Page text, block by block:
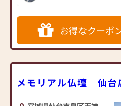
んあります。お気軽にご来店
【アクセス】
ン」の斜め向かい
・JR東北本線「大河原駅」
より車で3分
最適なお仏壇のご提案はも
境に合わせてベストなご提
案を行えるよう努めており
ます。ご購入後も末永くご利
フォローも行っております。
例えば、お仏壇の電球が切
れてしまった時など、仏事の
ことなら何でもお気軽にご
て仏光堂だからできる品揃
えと価格を実現しています。
仙台泉店の品揃えはエリア
NO.1です。
商品構成は、伝統仏壇6割、
ではモダン仏壇の品揃えは
特に充実しています。
在感溢れる伝統的な唐
上！特に、お手軽な小さ
神棚・神徒壇も取り扱っ
具・仏事小物など、幅広
た、お仏壇だけではな
含めて、仏事ごとのす
切・丁寧にしっかりと
お得なクーポ
メモリアル仏壇 仙台